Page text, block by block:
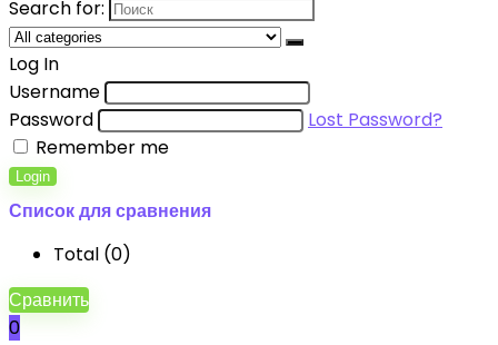
Search for:
Log In
Username
Password
Lost Password?
Remember me
Login
Список для сравнения
Total (0)
Сравнить
0